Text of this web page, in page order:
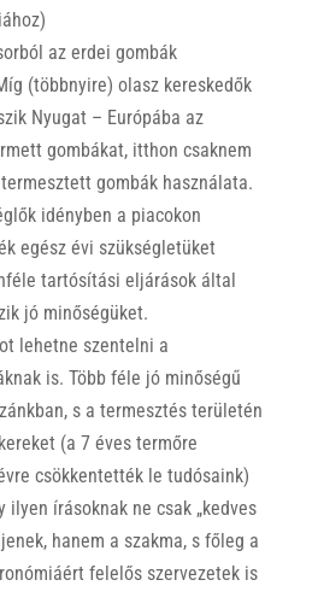
az erdei gombák
(többnyire) olasz kereskedők
Nyugat – Európába az
gombákat, itthon csaknem
gombák használata.
idényben a piacokon
egész évi szükségletüket
tartósítási eljárások által
jó minőségüket.
lehetne szentelni a
is. Több féle jó minőségű
s a termesztés területén
(a 7 éves termőre
csökkentették le tudósaink)
ilyen írásoknak ne csak „kedves
hanem a szakma, s főleg a
felelős szervezetek is